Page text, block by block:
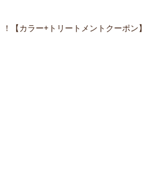
【カラー+トリートメントクーポン】